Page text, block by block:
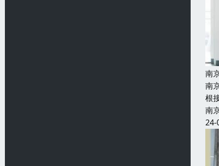
南
南
根
南
24-